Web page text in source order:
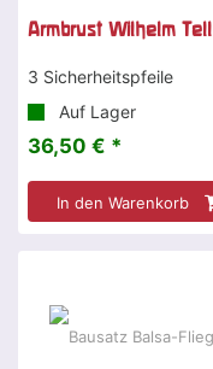
Armbrust Wilhelm Tell
3 Sicherheitspfeile
Auf Lager
36,50 € *
In den Warenkorb